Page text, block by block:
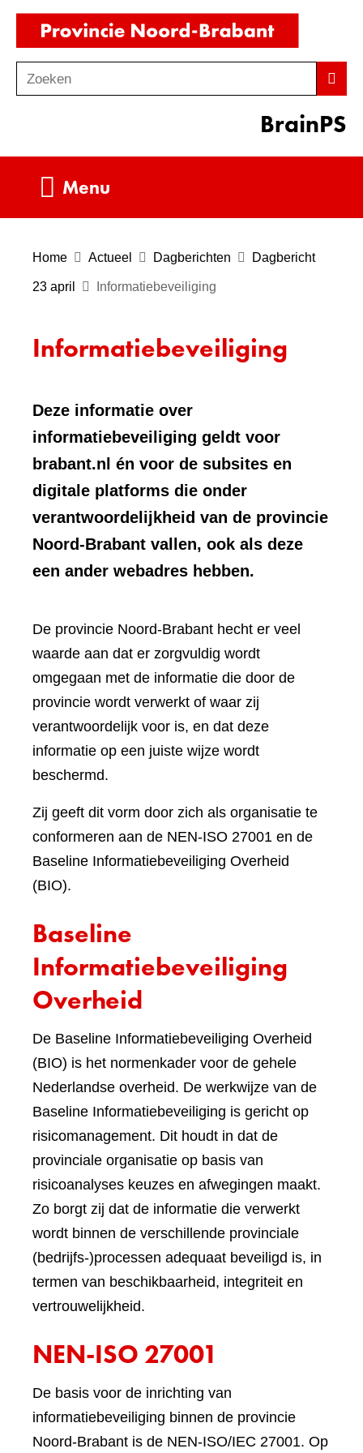
Ga
de
inhoud
o
Zoeken
BrainPS
Menu
Home Actueel Dagberichten Dagbericht
23 april Informatiebeveiliging
Informatiebeveiliging
Deze informatie over
informatiebeveiliging geldt voor
brabant.nl én voor de subsites en
digitale platforms die onder
verantwoordelijkheid van de provincie
Noord-Brabant vallen, ook als deze
een ander webadres hebben.
De provincie Noord-Brabant hecht er veel
waarde aan dat er zorgvuldig wordt
omgegaan met de informatie die door de
provincie wordt verwerkt of waar zij
verantwoordelijk voor is, en dat deze
informatie op een juiste wijze wordt
beschermd.
Zij geeft dit vorm door zich als organisatie te
conformeren aan de NEN-ISO 27001 en de
Baseline Informatiebeveiliging Overheid
(BIO).
Baseline
Informatiebeveiliging
Overheid
De Baseline Informatiebeveiliging Overheid
(BIO) is het normenkader voor de gehele
Nederlandse overheid. De werkwijze van de
Baseline Informatiebeveiliging is gericht op
risicomanagement. Dit houdt in dat de
provinciale organisatie op basis van
risicoanalyses keuzes en afwegingen maakt.
Zo borgt zij dat de informatie die verwerkt
wordt binnen de verschillende provinciale
(bedrijfs-)processen adequaat beveiligd is, in
termen van beschikbaarheid, integriteit en
vertrouwelijkheid.
NEN-ISO 27001
De basis voor de inrichting van
informatiebeveiliging binnen de provincie
Noord-Brabant is de NEN-ISO/IEC 27001. Op